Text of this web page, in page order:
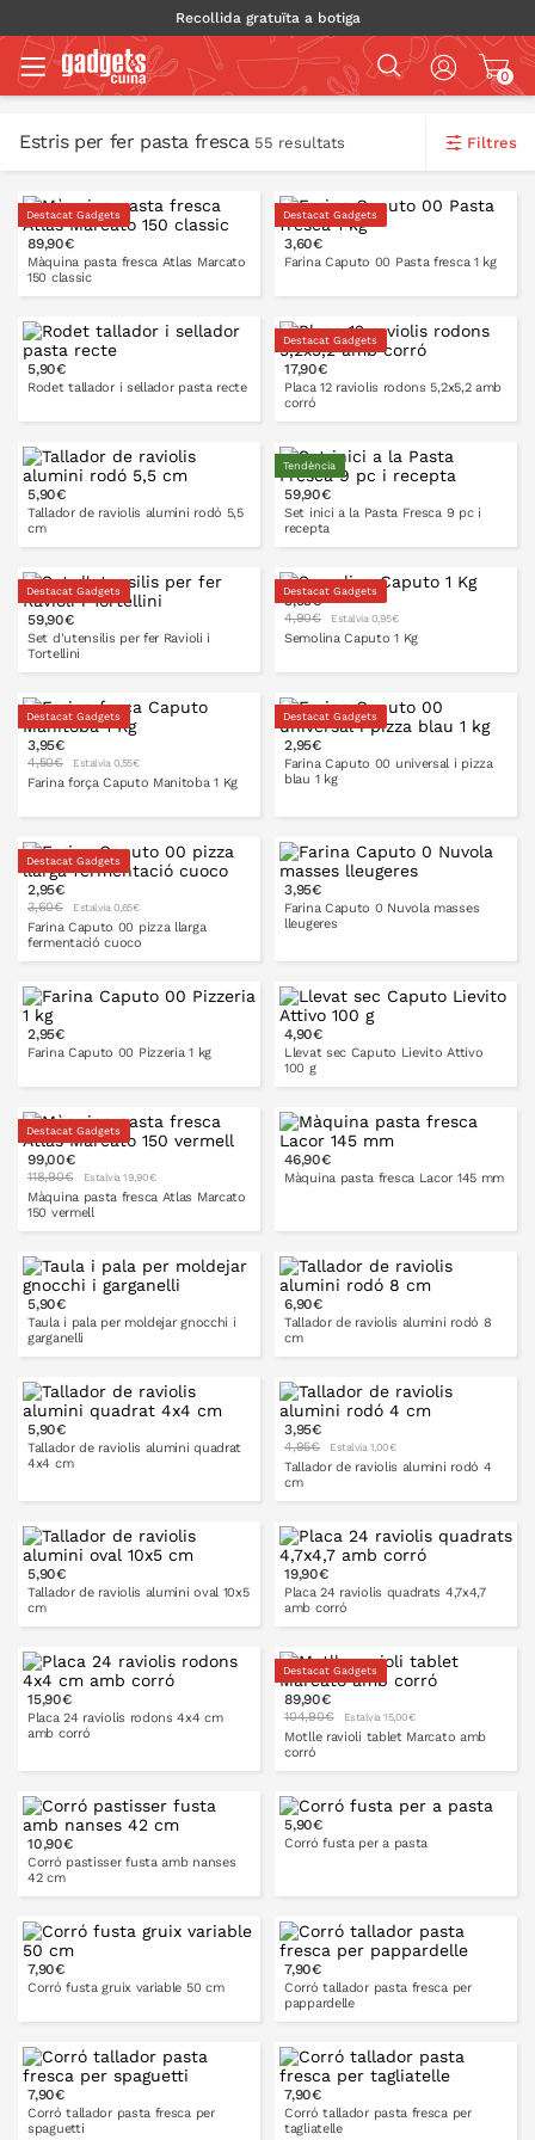
Recollida gratuïta a botiga
0
Estris per fer pasta fresca 55 resultats Filtres
Destacat Gadgets
89,90€
Màquina pasta fresca Atlas Marcato
150 classic
A LA CISTELLA
Destacat Gadgets
3,60€
Farina Caputo 00 Pasta fresca 1 kg
A LA CISTELLA
5,90€
Rodet tallador i sellador pasta recte
A LA CISTELLA
Destacat Gadgets
17,90€
Placa 12 raviolis rodons 5,2x5,2 amb
corró
A LA CISTELLA
5,90€
Tallador de raviolis alumini rodó 5,5
cm
A LA CISTELLA
Tendència
59,90€
Set inici a la Pasta Fresca 9 pc i
recepta
A LA CISTELLA
Destacat Gadgets
59,90€
Set d'utensilis per fer Ravioli i
Tortellini
A LA CISTELLA
Destacat Gadgets
3,95€
4,90€ Estalvia 0,95€
Semolina Caputo 1 Kg
A LA CISTELLA
Destacat Gadgets
3,95€
4,50€ Estalvia 0,55€
Farina força Caputo Manitoba 1 Kg
A LA CISTELLA
Destacat Gadgets
2,95€
Farina Caputo 00 universal i pizza
blau 1 kg
A LA CISTELLA
Destacat Gadgets
2,95€
3,60€ Estalvia 0,65€
Farina Caputo 00 pizza llarga
fermentació cuoco
A LA CISTELLA
3,95€
Farina Caputo 0 Nuvola masses
lleugeres
A LA CISTELLA
2,95€
Farina Caputo 00 Pizzeria 1 kg
A LA CISTELLA
4,90€
Llevat sec Caputo Lievito Attivo
100 g
A LA CISTELLA
Destacat Gadgets
99,00€
118,90€ Estalvia 19,90€
Màquina pasta fresca Atlas Marcato
150 vermell
A LA CISTELLA
46,90€
Màquina pasta fresca Lacor 145 mm
A LA CISTELLA
5,90€
Taula i pala per moldejar gnocchi i
garganelli
A LA CISTELLA
6,90€
Tallador de raviolis alumini rodó 8
cm
A LA CISTELLA
5,90€
Tallador de raviolis alumini quadrat
4x4 cm
A LA CISTELLA
3,95€
4,95€ Estalvia 1,00€
Tallador de raviolis alumini rodó 4
cm
A LA CISTELLA
5,90€
Tallador de raviolis alumini oval 10x5
cm
A LA CISTELLA
19,90€
Placa 24 raviolis quadrats 4,7x4,7
amb corró
A LA CISTELLA
15,90€
Placa 24 raviolis rodons 4x4 cm
amb corró
A LA CISTELLA
Destacat Gadgets
89,90€
104,90€ Estalvia 15,00€
Motlle ravioli tablet Marcato amb
corró
10,90€
Corró pastisser fusta amb nanses
42 cm
A LA CISTELLA
5,90€
Corró fusta per a pasta
32 cm
50 cm
7,90€
Corró fusta gruix variable 50 cm
A LA CISTELLA
7,90€
Corró tallador pasta fresca per
pappardelle
A LA CISTELLA
7,90€
Corró tallador pasta fresca per
spaguetti
7,90€
Corró tallador pasta fresca per
tagliatelle